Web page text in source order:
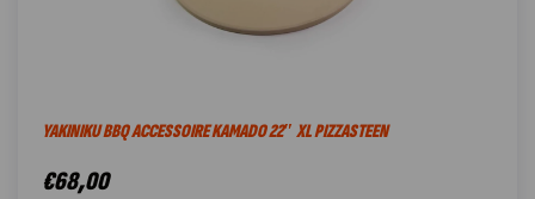
YAKINIKU BBQ ACCESSOIRE KAMADO 22″ XL PIZZASTEEN
€68,00